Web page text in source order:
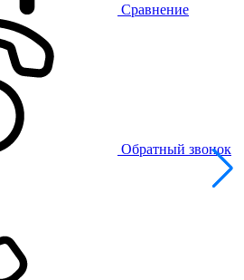
Сравнение
Обратный звонок